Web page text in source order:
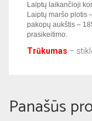
Laiptų laikančioji
Laiptų maršo plotis
pakopų aukštis –
prasikeitimo.
Trūkumas –
Panašūs